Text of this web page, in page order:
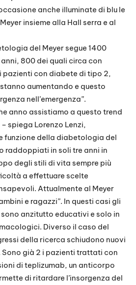
anche illuminate di blu le
insieme alla Hall serra e al
del Meyer segue 1400
800 dei quali circa con
pazienti con diabete di tipo 2,
aumentando e questo
nell’emergenza”.
anno assistiamo a questo trend
spiega Lorenzo Lenzi,
funzione della diabetologia del
raddoppiati in soli tre anni in
degli stili di vita sempre più
a effettuare scelte
Attualmente al Meyer
e ragazzi”. In questi casi gli
anzitutto educativi e solo in
Diverso il caso del
della ricerca schiudono nuovi
già 2 i pazienti trattati con
di teplizumab, un anticorpo
di ritardare l’insorgenza del